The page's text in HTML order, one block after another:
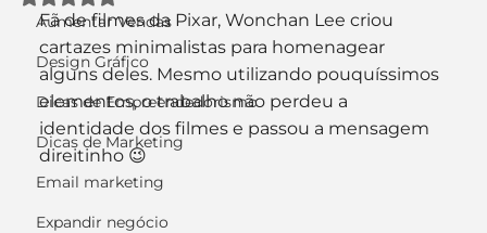
Aumentar Vendas
Design Gráfico
Dicas de Empreendedorismo
Dicas de Marketing
Email marketing
Expandir negócio
Fã de filmes da Pixar, Wonchan Lee criou
cartazes minimalistas para homenagear
alguns deles. Mesmo utilizando pouquíssimos
elementos, o trabalho não perdeu a
identidade dos filmes e passou a mensagem
direitinho 😉